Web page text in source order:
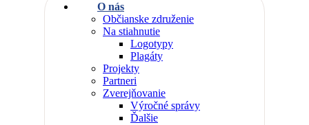
O nás
Občianske združenie
Na stiahnutie
Logotypy
Plagáty
Projekty
Partneri
Zverejňovanie
Výročné správy
Ďalšie